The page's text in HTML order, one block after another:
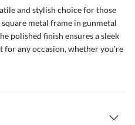
and stylish choice for those
metal frame in gunmetal
polished finish ensures a sleek
for any occasion, whether you're